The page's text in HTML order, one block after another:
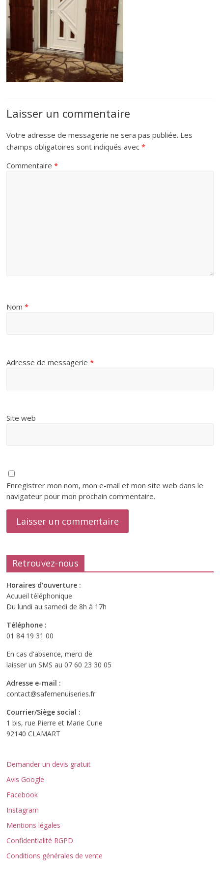
Laisser un commentaire
Votre adresse de messagerie ne sera pas publiée. Les
champs obligatoires sont indiqués avec*
Commentaire*
Nom*
Adresse de messagerie*
Site web
Enregistrer mon nom, mon e-mail et mon site web dans le
navigateur pour mon prochain commentaire.
Retrouvez-nous
Horaires d'ouverture :
Acuueil téléphonique
Du lundi au samedi de 8h à 17h
Téléphone :
01 84 19 31 00
En cas d'absence, merci de
laisser un SMS au 07 60 23 30 05
Adresse e-mail :
contact@safemenuiseries.fr
Courrier/Siège social :
1 bis, rue Pierre et Marie Curie
92140 CLAMART
Demander un devis gratuit
Avis Google
Facebook
Instagram
Mentions légales
Confidentialité RGPD
Conditions générales de vente